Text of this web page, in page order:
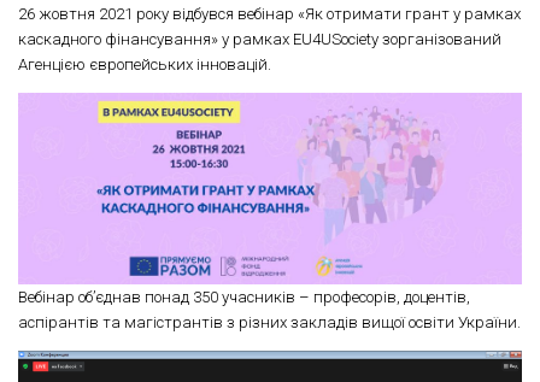
26 жовтня 2021 року відбувся вебінар «Як отримати грант у рамках
каскадного фінансування» у рамках EU4USociety зорганізований
Агенцією європейських інновацій.
Вебінар об’єднав понад 350 учасників – професорів, доцентів,
аспірантів та магістрантів з різних закладів вищої освіти України.